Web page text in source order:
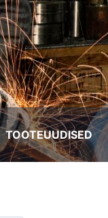
TOOTEUUDISED